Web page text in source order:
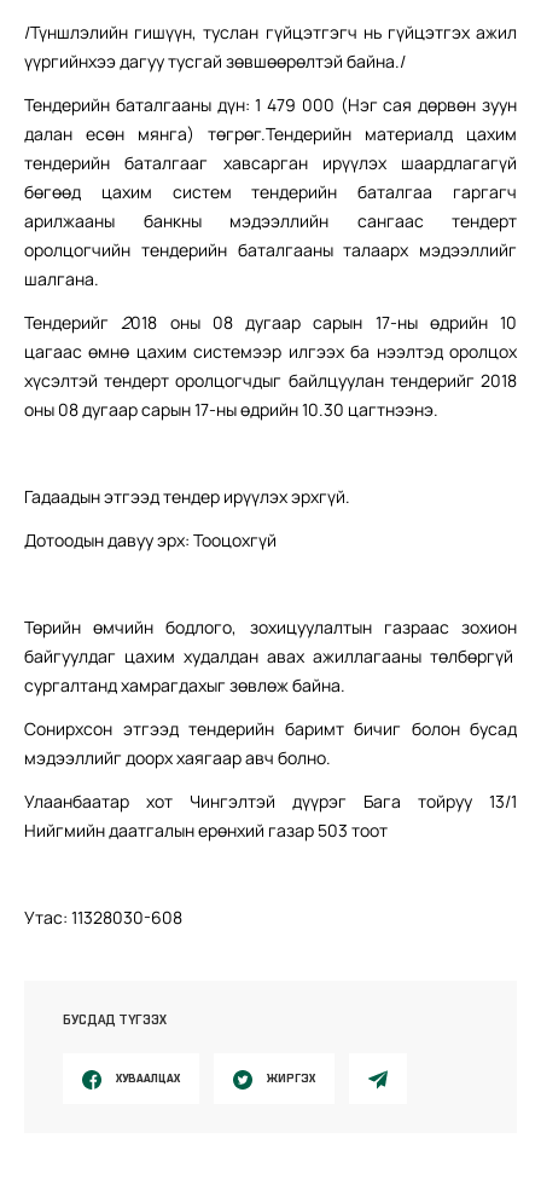
/Түншлэлийн гишүүн, туслан гүйцэтгэгч нь гүйцэтгэх ажил
үүргийнхээ дагуу тусгай зөвшөөрөлтэй байна./
Тендерийн баталгааны дүн: 1 479 000 (Нэг сая дөрвөн зуун
далан есөн мянга) төгрөг.Тендерийн материалд цахим
тендерийн баталгааг хавсарган ирүүлэх шаардлагагүй
бөгөөд цахим систем тендерийн баталгаа гаргагч
арилжааны банкны мэдээллийн сангаас тендерт
оролцогчийн тендерийн баталгааны талаарх мэдээллийг
шалгана.
Тендерийг 2018 оны 08 дугаар сарын 17-ны өдрийн 10
цагаас өмнө цахим системээр илгээх ба нээлтэд оролцох
хүсэлтэй тендерт оролцогчдыг байлцуулан тендерийг 2018
оны 08 дугаар сарын 17-ны өдрийн 10.30 цагтнээнэ.
Гадаадын этгээд тендер ирүүлэх эрхгүй.
Дотоодын давуу эрх: Тооцохгүй
Төрийн өмчийн бодлого, зохицуулалтын газраас зохион
байгуулдаг цахим худалдан авах ажиллагааны төлбөргүй
сургалтанд хамрагдахыг зөвлөж байна.
Сонирхсон этгээд тендерийн баримт бичиг болон бусад
мэдээллийг доорх хаягаар авч болно.
Улаанбаатар хот Чингэлтэй дүүрэг Бага тойруу 13/1
Нийгмийн даатгалын ерөнхий газар 503 тоот
Утас: 11328030-608
БУСДАД ТҮГЭЭХ
ХУВААЛЦАХ ЖИРГЭХ